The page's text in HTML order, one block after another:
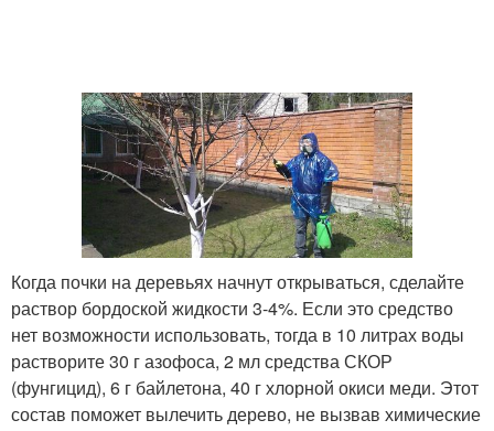
Когда почки на деревьях начнут открываться, сделайте
раствор бордоской жидкости 3-4%. Если это средство
нет возможности использовать, тогда в 10 литрах воды
растворите 30 г азофоса, 2 мл средства СКОР
(фунгицид), 6 г байлетона, 40 г хлорной окиси меди. Этот
состав поможет вылечить дерево, не вызвав химические